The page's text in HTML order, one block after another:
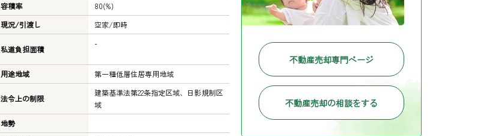
容積率
80(%)
現況/引渡し 空家/即時
私道負担面積
-
用途地域 第一種低層住居専用地域
法令上の制限
建築基準法第22条指定区域、日影規制区
域
地勢
不動産売却専門ページ
不動産売却の相談をする